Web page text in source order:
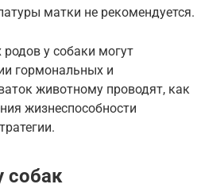
матки не рекомендуется.
у собаки могут
гормональных и
животному проводят, как
жизнеспособности
собак